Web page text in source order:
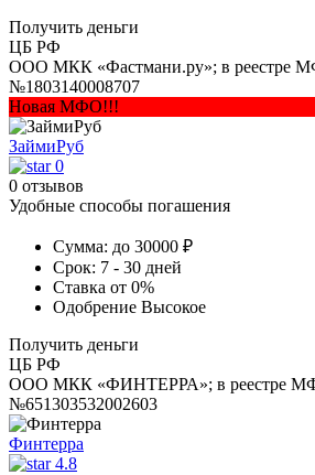
Получить деньги
ЦБ РФ
ООО МКК «Фастмани.ру»; в реестре
№1803140008707
Новая МФО!!!
ЗаймиРуб
0
0 отзывов
Удобные способы погашения
Сумма: до 30000 ₽
Срок: 7 - 30 дней
Ставка от 0%
Одобрение Высокое
Получить деньги
ЦБ РФ
ООО МКК «ФИНТЕРРА»; в реестре
№651303532002603
Финтерра
4.8